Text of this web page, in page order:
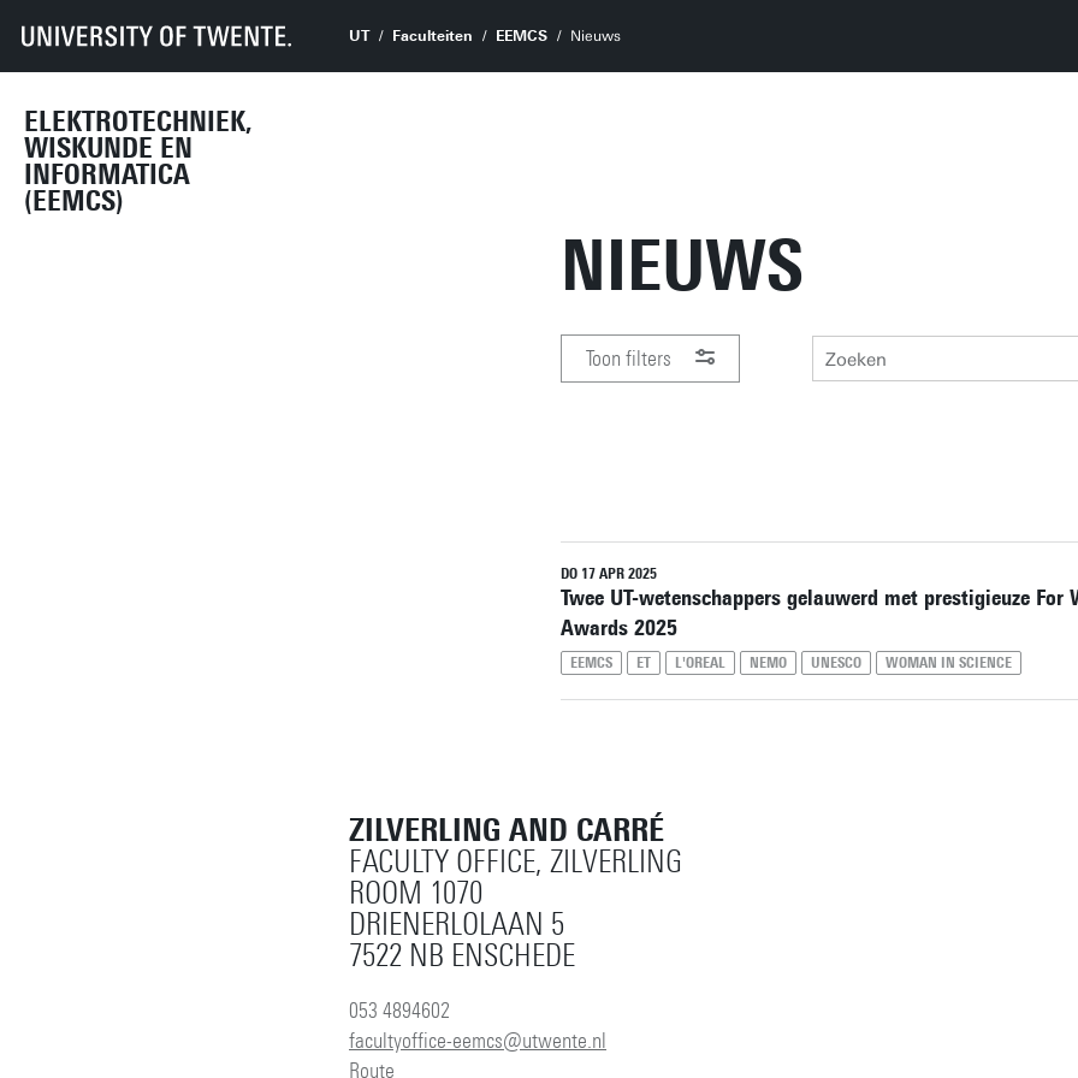
ELEKTROTECHNIEK,
WISKUNDE EN
INFORMATICA
(EEMCS)
UT Faculteiten EEMCS Nieuws
NIEUWS
Toon filters
Herstel alle filters
DO 17 APR 2025
Twee UT-wetenschappers gelauwerd met prestigieuze For
Awards 2025
EEMCS ET L'OREAL NEMO UNESCO WOMAN IN SCIENCE
ZILVERLING AND CARRÉ
FACULTY OFFICE, ZILVERLING
ROOM 1070
DRIENERLOLAAN 5
7522 NB ENSCHEDE
053 4894602
facultyoffice-eemcs@utwente.nl
Route